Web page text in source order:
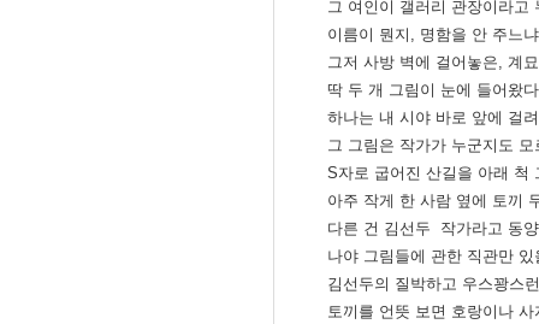
그 여인이 갤러리 관장이라고
이름이 뭔지, 명함을 안 주느
그저 사방 벽에 걸어놓은, 계
딱 두 개 그림이 눈에 들어왔
하나는 내 시야 바로 앞에 걸
그 그림은 작가가 누군지도 모
S자로 굽어진 산길을 아래 척
아주 작게 한 사람 옆에 토끼
다른 건 김선두 작가라고 동
나야 그림들에 관한 직관만
김선두의 질박하고 우스꽝스
토끼를 언뜻 보면 호랑이나